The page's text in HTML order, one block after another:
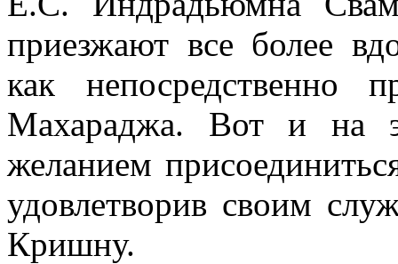
приезжают все более
как непосредственно
Махараджа. Вот и на
желанием
удовлетворив своим
Кришну.